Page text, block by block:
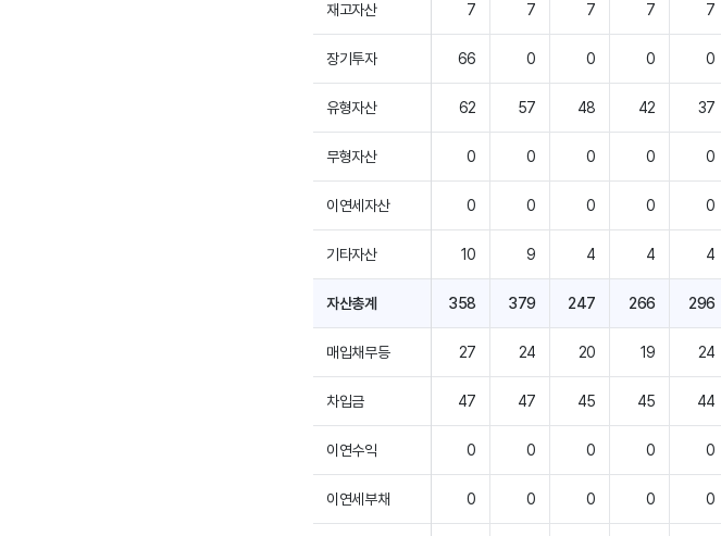
재고자산 7 7 7 7 7
장기투자 66 0 0 0 0
유형자산 62 57 48 42 37
무형자산 0 0 0 0 0
이연세자산 0 0 0 0 0
기타자산 10 9 4 4 4
자산총계 358 379 247 266 296
매입채무등 27 24 20 19 24
차입금 47 47 45 45 44
이연수익 0 0 0 0 0
이연세부채 0 0 0 0 0